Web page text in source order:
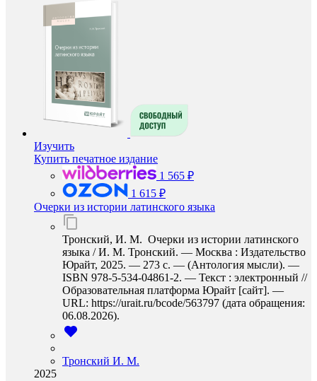
Изучить
Купить печатное издание
1 565 ₽
1 615 ₽
Очерки из истории латинского языка
Тронский, И. М. Очерки из истории латинского
языка / И. М. Тронский. — Москва : Издательство
Юрайт, 2025. — 273 с. — (Антология мысли). —
ISBN 978-5-534-04861-2. — Текст : электронный //
Образовательная платформа Юрайт [сайт]. —
URL: https://urait.ru/bcode/563797 (дата обращения:
06.08.2026).
Тронский И. М.
2025